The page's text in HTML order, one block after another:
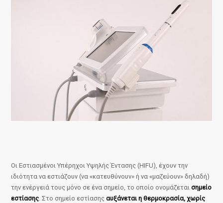
Οι Εστιασμένοι Υπέρηχοι Υψηλής Έντασης (HIFU), έχουν την
ιδιότητα να εστιάζουν (να «κατευθύνουν» ή να «μαζεύουν» δηλαδή)
την ενέργειά τους μόνο σε ένα σημείο, το οποίο ονομάζεταισημείο
εστίασης . Στο σημείο εστίασηςαυξάνεται η θερμοκρασία, χωρίς